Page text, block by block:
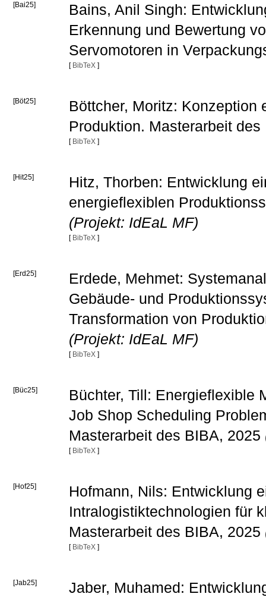
[Bai25]
Bains, Anil Singh:
Erkennung und Bewertung
Servomotoren in
[ BibTeX ]
[Böt25]
Böttcher, Moritz: Konzeption
Produktion. Masterarbeit
[ BibTeX ]
[Hit25]
Hitz, Thorben: Entwicklung
energieflexiblen
(Projekt: IdEaL MF)
[ BibTeX ]
[Erd25]
Erdede, Mehmet:
Gebäude- und
Transformation von
(Projekt: IdEaL MF)
[ BibTeX ]
[Büc25]
Büchter, Till: Energieflexible
Job Shop Scheduling
Masterarbeit des BIBA, 2025
[ BibTeX ]
[Hof25]
Hofmann, Nils: Entwicklung
Intralogistiktechnologien für
Masterarbeit des BIBA, 2025
[ BibTeX ]
[Jab25] Jaber, Muhamed: